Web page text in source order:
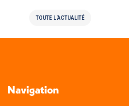
TOUTE L'ACTUALITÉ
Navigation